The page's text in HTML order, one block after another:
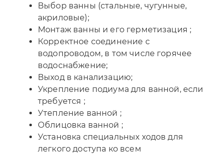
Выбор ванны (стальные, чугунные,
акриловые);
Монтаж ванны и его герметизация ;
Корректное соединение с
водопроводом, в том числе горячее
водоснабжение;
Выход в канализацию;
Укрепление подиума для ванной, если
требуется ;
Утепление ванной ;
Облицовка ванной ;
Установка специальных ходов для
легкого доступа ко всем